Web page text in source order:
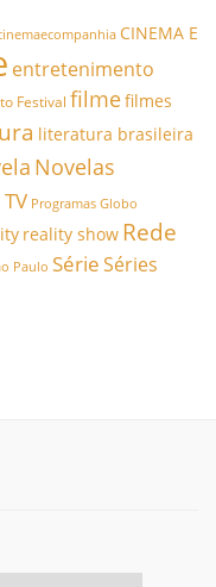
CINEMA E
entretenimento
Festival filmefilmes
literatura brasileira
Novelas
Programas Globo
reality show Rede
Paulo SérieSéries